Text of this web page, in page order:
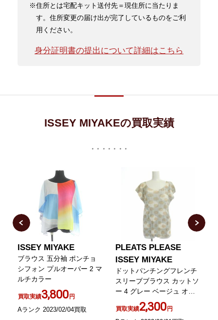
※住所とは宅配キット送付先＝現住所に当たりま
す。住所変更の届け出が完了しているものをご利
用ください。
身分証明書の提出について詳細はこちら
ISSEY MIYAKEの買取実績
ISSEY MIYAKE
ブラウス 五分袖 ポンチョ
シフォン プルオーバー 2 マ
ルチカラー
買取実績3,800円
Aランク 2023/02/04買取
PLEATS PLEASE
ISSEY MIYAKE
ドットパンチングフレンチ
スリーブブラウス カットソ
ー 4 グレー ベージュ オフ
ホワイト
買取実績2,300円